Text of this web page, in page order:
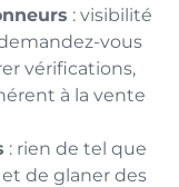
: visibilité
vous
vérifications,
à la vente
: rien de tel que
de glaner des